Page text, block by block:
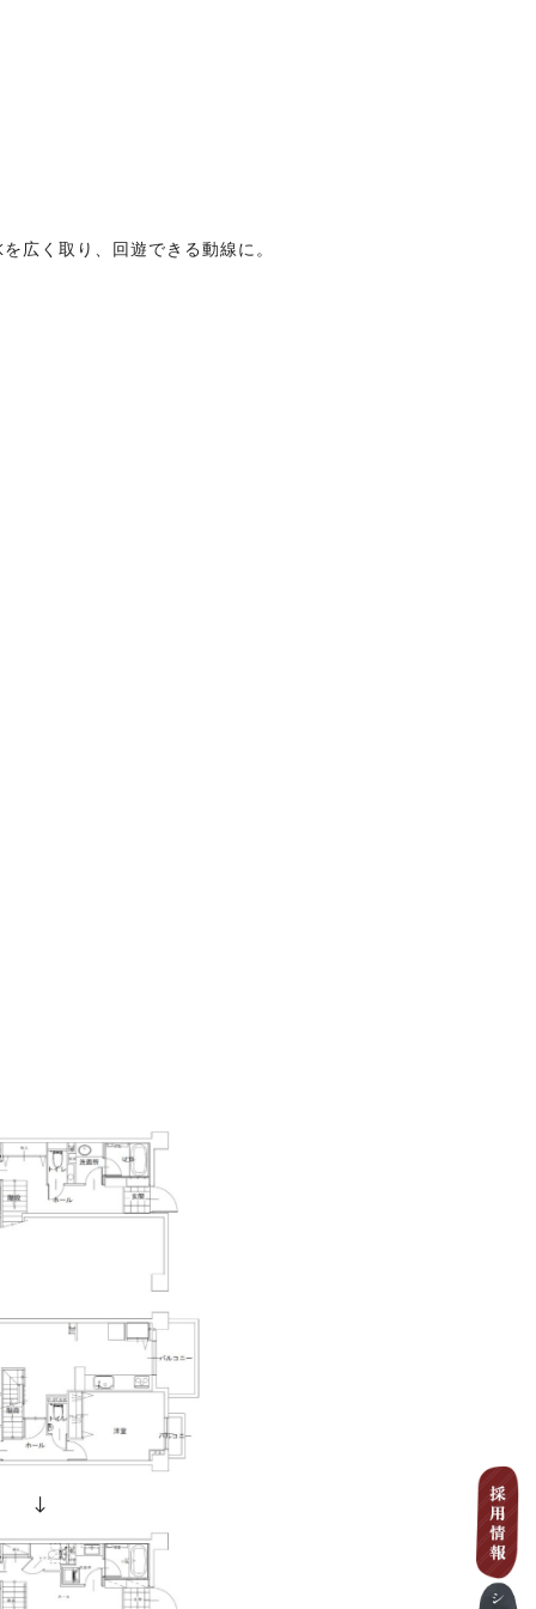
広く取り、回遊できる動線に。